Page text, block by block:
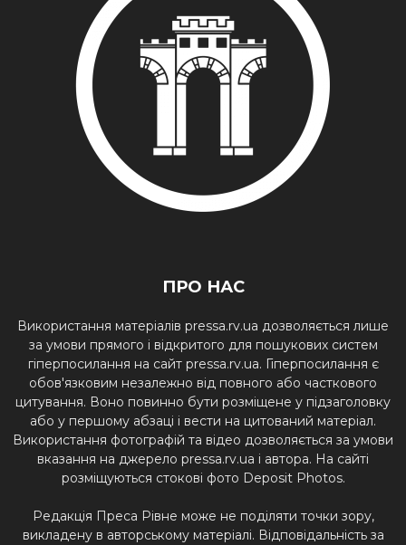
ПРО НАС
Використання матеріалів pressa.rv.ua дозволяється лише
за умови прямого і відкритого для пошукових систем
гіперпосилання на сайт pressa.rv.ua. Гіперпосилання є
обов'язковим незалежно від повного або часткового
цитування. Воно повинно бути розміщене у підзаголовку
або у першому абзаці і вести на цитований матеріал.
Використання фотографій та відео дозволяється за умови
вказання на джерело pressa.rv.ua і автора. На сайті
розміщуються стокові фото Deposit Photos.
Редакція Преса Рівне може не поділяти точки зору,
викладену в авторському матеріалі. Відповідальність за